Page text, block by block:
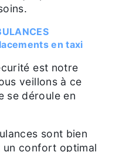
en taxi
est notre
veillons à ce
se déroule en
sont bien
confort optimal